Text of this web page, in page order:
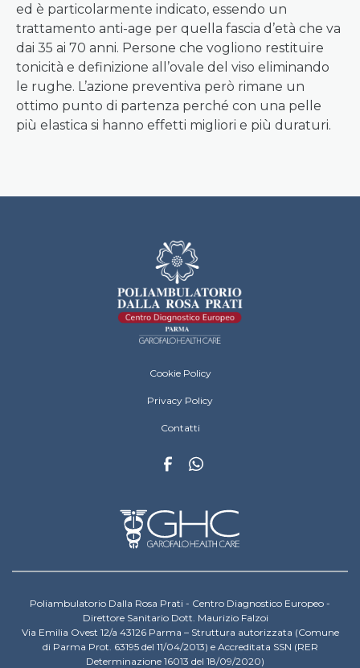
ed è particolarmente indicato, essendo un
trattamento anti-age per quella fascia d’età che va
dai 35 ai 70 anni. Persone che vogliono restituire
tonicità e definizione all’ovale del viso eliminando
le rughe. L’azione preventiva però rimane un
ottimo punto di partenza perché con una pelle
più elastica si hanno effetti migliori e più duraturi.
Dalla Rosa Prati Footer Menu
Cookie Policy
Privacy Policy
Contatti
Poliambulatorio Dalla Rosa Prati - Centro Diagnostico Europeo -
Direttore Sanitario Dott. Maurizio Falzoi
Via Emilia Ovest 12/a 43126 Parma – Struttura autorizzata (Comune
di Parma Prot. 63195 del 11/04/2013) e Accreditata SSN (RER
Determinazione 16013 del 18/09/2020)